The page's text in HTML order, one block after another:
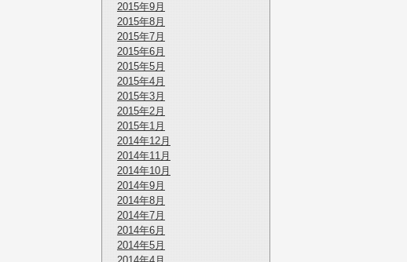
2015年9月
2015年8月
2015年7月
2015年6月
2015年5月
2015年4月
2015年3月
2015年2月
2015年1月
2014年12月
2014年11月
2014年10月
2014年9月
2014年8月
2014年7月
2014年6月
2014年5月